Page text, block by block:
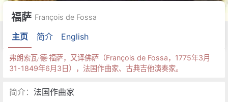
福萨 François de Fossa
主页 简介 English
弗朗索瓦·德·福萨，又译佛萨（François de Fossa，1775年3月
31-1849年6月3日），法国作曲家、古典吉他演奏家。
简介： 法国作曲家